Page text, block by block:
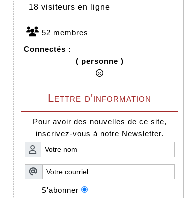
18 visiteurs en ligne
52 membres
Connectés :
( personne )
Lettre d'information
Pour avoir des nouvelles de ce site,
inscrivez-vous à notre Newsletter.
S'abonner